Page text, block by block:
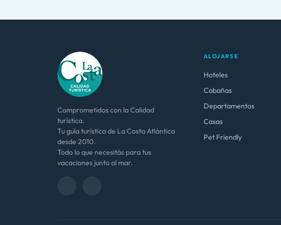
Comprometidos con la Calidad
turística.
Tu guía turística de La Costa Atlántica
desde 2010.
Todo lo que necesitás para tus
vacaciones junto al mar.
ALOJARSE
Hoteles
Cabañas
Departamentos
Casas
Pet Friendly